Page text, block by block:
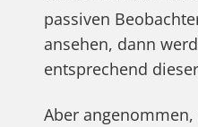
passiven
ansehen, dann
entsprechend
Aber